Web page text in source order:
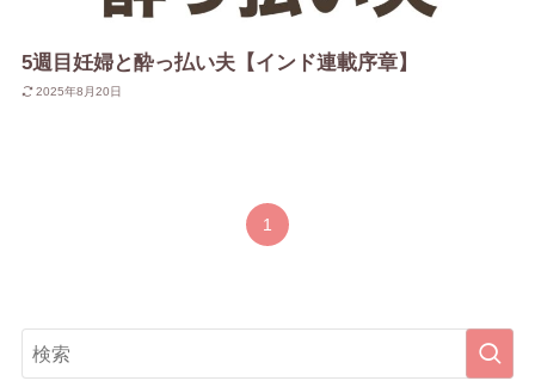
5週目妊婦と酔っ払い夫【インド連載序章】
2025年8月20日
1